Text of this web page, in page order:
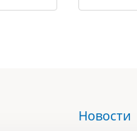
Новости